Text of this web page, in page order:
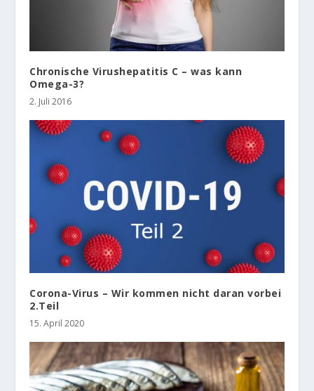
Chronische Virushepatitis C – was kann
Omega-3?
2. Juli 2016
Corona-Virus – Wir kommen nicht daran vorbei
2.Teil
15. April 2020